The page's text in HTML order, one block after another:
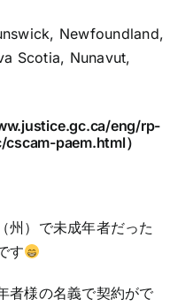
Newfoundland,
Scotia, Nunavut,
eng/rp-
paem.html）
州）で未成年者だった
す
者様の名義で契約がで